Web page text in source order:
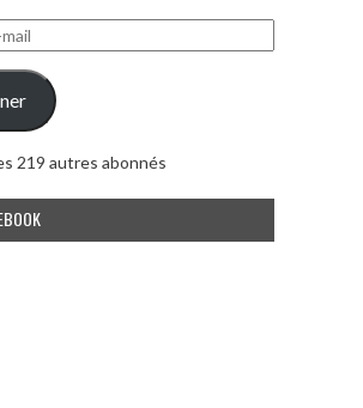
219 autres abonnés